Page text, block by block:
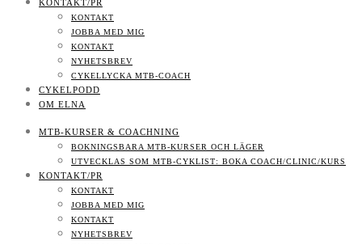
KONTAKT/PR
KONTAKT
JOBBA MED MIG
KONTAKT
NYHETSBREV
CYKELLYCKA MTB-COACH
CYKELPODD
OM ELNA
MTB-KURSER & COACHNING
BOKNINGSBARA MTB-KURSER OCH LÄGER
UTVECKLAS SOM MTB-CYKLIST: BOKA COACH/CLINIC/KURS
KONTAKT/PR
KONTAKT
JOBBA MED MIG
KONTAKT
NYHETSBREV